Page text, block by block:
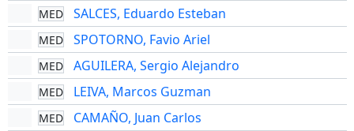
MED SALCES, Eduardo Esteban
MED SPOTORNO, Favio Ariel
MED AGUILERA, Sergio Alejandro
MED LEIVA, Marcos Guzman
MED CAMAÑO, Juan Carlos